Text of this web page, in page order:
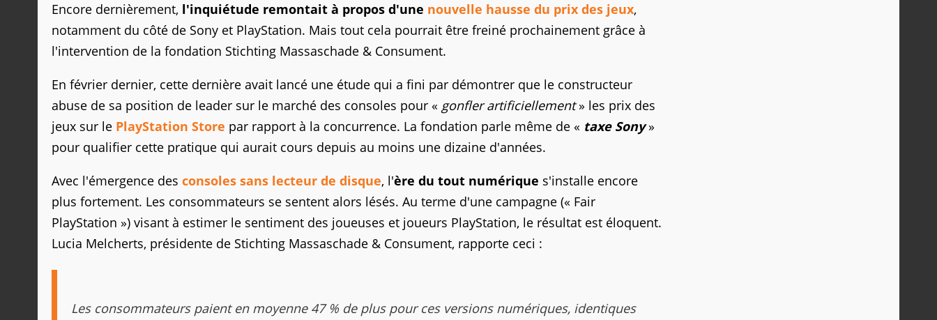
Encore dernièrement, l'inquiétude remontait à propos d'une nouvelle hausse du prix des jeux,
notamment du côté de Sony et PlayStation. Mais tout cela pourrait être freiné prochainement grâce à
l'intervention de la fondation Stichting Massaschade & Consument.
En février dernier, cette dernière avait lancé une étude qui a fini par démontrer que le constructeur
abuse de sa position de leader sur le marché des consoles pour « gonfler artificiellement» les prix des
jeux sur le PlayStation Store par rapport à la concurrence. La fondation parle même de « taxe Sony»
pour qualifier cette pratique qui aurait cours depuis au moins une dizaine d'années.
Avec l'émergence des consoles sans lecteur de disque, l'ère du tout numérique s'installe encore
plus fortement. Les consommateurs se sentent alors lésés. Au terme d'une campagne (« Fair
PlayStation ») visant à estimer le sentiment des joueuses et joueurs PlayStation, le résultat est éloquent.
Lucia Melcherts, présidente de Stichting Massaschade & Consument, rapporte ceci :
Les consommateurs paient en moyenne 47 % de plus pour ces versions numériques, identiques